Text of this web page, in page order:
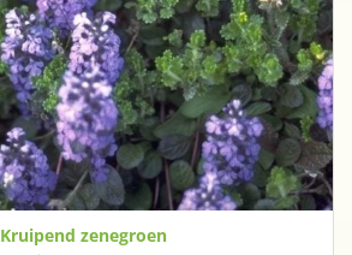
Kruipend zenegroen